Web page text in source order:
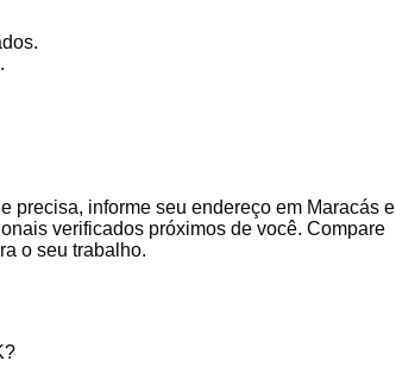
informe seu endereço em Maracás e
verificados próximos de você. Compare
o seu trabalho.